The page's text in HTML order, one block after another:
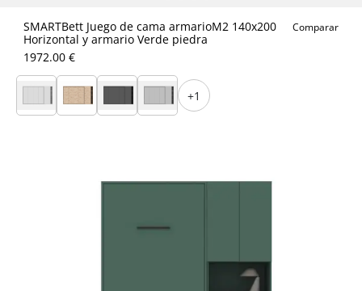
SMARTBett Juego de cama armarioM2 140x200
Horizontal y armario Verde piedra
Comparar
1972.00 €
+1